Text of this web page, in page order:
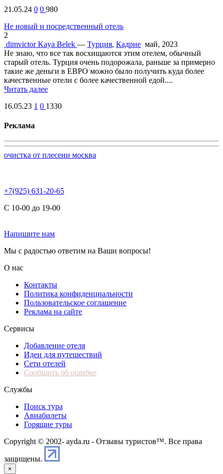
21.05.24 0 0 980
Не новый и посредственный отель
2
dimvictor Kaya Belek — Турция, Кадрие май, 2023
Не знаю, что все так восхищаются этим отелем, обычный
старый отель. Турция очень подорожала, раньше за примерно
такие же деньги в ЕВРО можно было получить куда более
качественные отели с более качественной едой....
Читать далее
16.05.23 1 0 1330
Реклама
очистка от плесени москва
+7(925) 631-20-65
С 10-00 до 19-00
Напишите нам
Мы с радостью ответим на Ваши вопросы!
О нас
Контакты
Политика конфиденциальности
Пользовательское соглашение
Реклама на сайте
Сервисы
Добавление отеля
Идеи для путешествий
Сети отелей
Сообщить об ошибке
Службы
Поиск тура
Авиабилеты
Горящие туры
Copyright © 2002- ayda.ru - Отзывы туристов™. Все права
защищены.
×